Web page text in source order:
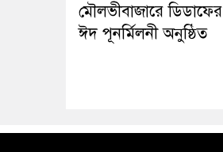
মৌলভীবাজারে ডিডাফের
ঈদ পূনর্মিলনী অনুষ্ঠিত